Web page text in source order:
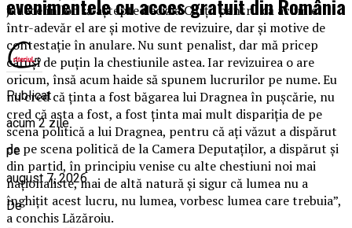
judece în loc să aştepte decizia Curţii pentru că acum el
într-adevăr el are şi motive de revizuire, dar şi motive de
contestaţie în anulare. Nu sunt penalist, dar mă pricep
câtuşi de puţin la chestiunile astea. Iar revizuirea o are
oricum, însă acum haide să spunem lucrurilor pe nume. Eu
nu cred că ţinta a fost băgarea lui Dragnea în puşcărie, nu
cred că asta a fost, a fost ţinta mai mult dispariţia de pe
scena politică a lui Dragnea, pentru că aţi văzut a dispărut
de pe scena politică de la Camera Deputaţilor, a dispărut şi
din partid, în principiu venise cu alte chestiuni noi mai
naţionaliste, mai de altă natură şi sigur că lumea nu a
înghiţit acest lucru, nu lumea, vorbesc lumea care trebuia”,
a conchis Lăzăroiu.
evenimentele cu acces gratuit din România
Publicat
acum 2 zile
pe
august 7, 2026
De